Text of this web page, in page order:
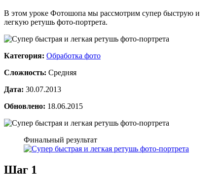
В этом уроке Фотошопа мы рассмотрим супер быструю и
легкую ретушь фото-портрета.
Категория: Обработка фото
Сложность: Средняя
Дата: 30.07.2013
Обновлено: 18.06.2015
Финальный результат
Шаг 1